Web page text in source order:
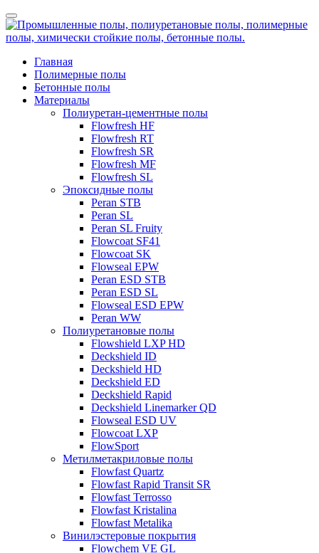
Главная
Полимерные полы
Бетонные полы
Материалы
Полиуретан-цементные полы
Flowfresh HF
Flowfresh RT
Flowfresh SR
Flowfresh MF
Flowfresh SL
Эпоксидные полы
Peran STB
Peran SL
Peran SL Fruity
Flowcoat SF41
Flowcoat SK
Flowseal EPW
Peran ESD STB
Peran ESD SL
Flowseal ESD EPW
Peran WW
Полиуретановые полы
Flowshield LXP HD
Deckshield ID
Deckshield HD
Deckshield ED
Deckshield Rapid
Deckshield Linemarker QD
Flowseal ESD UV
Flowcoat LXP
FlowSport
Метилметакриловые полы
Flowfast Quartz
Flowfast Rapid Transit SR
Flowfast Terrosso
Flowfast Kristalina
Flowfast Metalika
Винилэстеровые покрытия
Flowchem VE GL